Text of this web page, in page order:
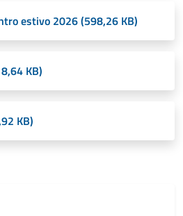
estivo 2026 (598,26 KB)
KB)
KB)